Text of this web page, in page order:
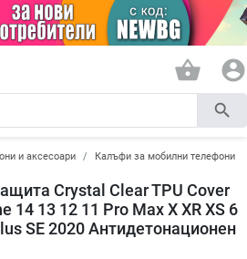
shopping_basket account_circle
search
и аксесоари Калъфи за мобилни телефони
Crystal Clear TPU Cover
14 13 12 11 Pro Max X XR XS 6
SE 2020 Антидетонационен